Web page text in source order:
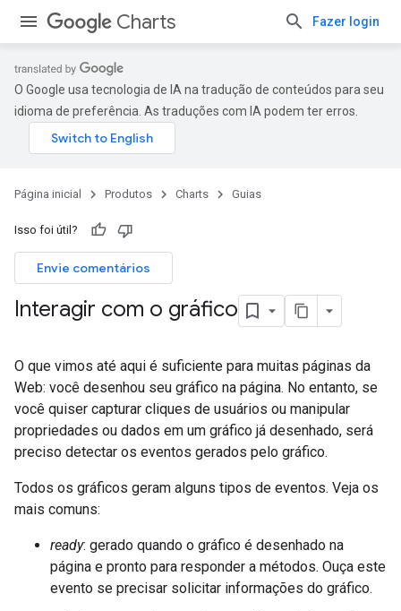
Charts Fazer login
O Google usa tecnologia de IA na tradução de conteúdos para seu
idioma de preferência. As traduções com IA podem ter erros.
Página inicial Produtos Charts Guias
Isso foi útil?
Envie comentários
Interagir com o gráfico
O que vimos até aqui é suficiente para muitas páginas da
Web: você desenhou seu gráfico na página. No entanto, se
você quiser capturar cliques de usuários ou manipular
propriedades ou dados em um gráfico já desenhado, será
preciso detectar os eventos gerados pelo gráfico.
Todos os gráficos geram alguns tipos de eventos. Veja os
mais comuns:
ready: gerado quando o gráfico é desenhado na
página e pronto para responder a métodos. Ouça este
evento se precisar solicitar informações do gráfico.